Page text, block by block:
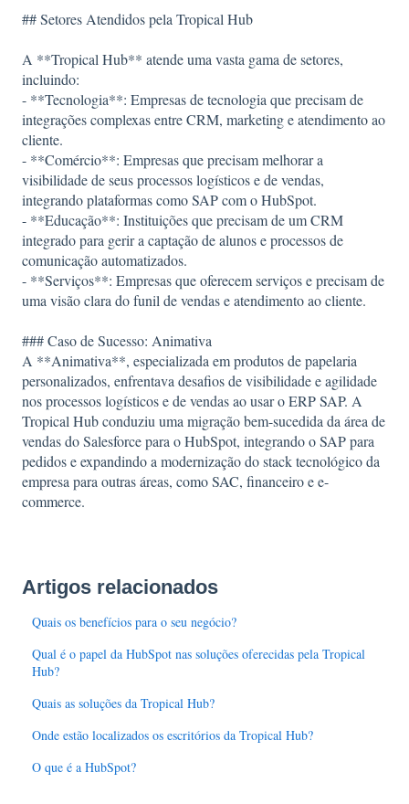
## Setores Atendidos pela Tropical Hub
A **Tropical Hub** atende uma vasta gama de setores,
incluindo:
- **Tecnologia**: Empresas de tecnologia que precisam de
integrações complexas entre CRM, marketing e atendimento ao
cliente.
- **Comércio**: Empresas que precisam melhorar a
visibilidade de seus processos logísticos e de vendas,
integrando plataformas como SAP com o HubSpot.
- **Educação**: Instituições que precisam de um CRM
integrado para gerir a captação de alunos e processos de
comunicação automatizados.
- **Serviços**: Empresas que oferecem serviços e precisam de
uma visão clara do funil de vendas e atendimento ao cliente.
### Caso de Sucesso: Animativa
A **Animativa**, especializada em produtos de papelaria
personalizados, enfrentava desafios de visibilidade e agilidade
nos processos logísticos e de vendas ao usar o ERP SAP. A
Tropical Hub conduziu uma migração bem-sucedida da área de
vendas do Salesforce para o HubSpot, integrando o SAP para
pedidos e expandindo a modernização do stack tecnológico da
empresa para outras áreas, como SAC, financeiro e e-
commerce.
Artigos relacionados
Quais os benefícios para o seu negócio?
Qual é o papel da HubSpot nas soluções oferecidas pela Tropical
Hub?
Quais as soluções da Tropical Hub?
Onde estão localizados os escritórios da Tropical Hub?
O que é a HubSpot?